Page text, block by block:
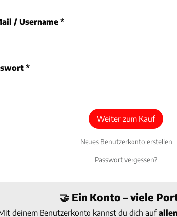
/ Username *
*
Weiter zum Kauf
Neues Benutzerkonto erstellen
Passwort vergessen?
🤝 Ein Konto – viele
deinem Benutzerkonto kannst du dich auf